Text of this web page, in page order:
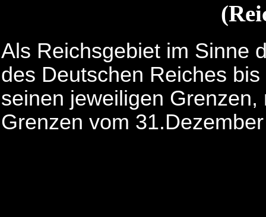
Als Reichsgebiet im Sinne
des Deutschen Reiches
seinen jeweiligen
Grenzen vom